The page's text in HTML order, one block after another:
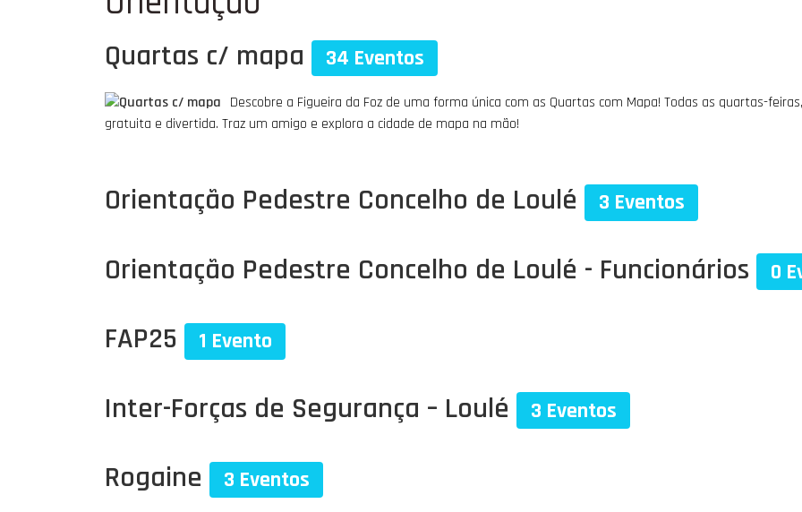
Quartas c/ mapa 34 Eventos
Descobre a Figueira da Foz de uma forma única com as Quartas com Mapa! Todas as quartas-
gratuita e divertida. Traz um amigo e explora a cidade de mapa na mão!​
Orientação Pedestre Concelho de Loulé 3 Eventos
Orientação Pedestre Concelho de Loulé - Funcionários 0
FAP25 1 Evento
Inter-Forças de Segurança – Loulé 3 Eventos
Rogaine 3 Eventos